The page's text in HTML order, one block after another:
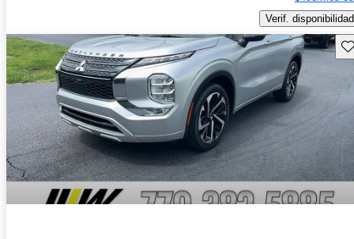
Verif. disponibilidad